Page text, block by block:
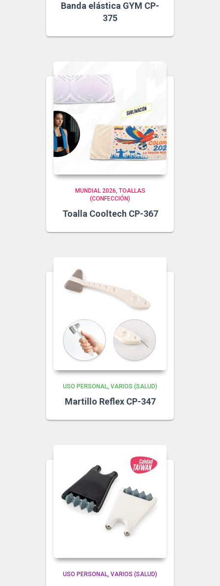
Banda elástica GYM CP-
375
MUNDIAL 2026 TOALLAS
(CONFECCIÓN)
Toalla Cooltech CP-367
USO PERSONAL VARIOS (SALUD)
Martillo Reflex CP-347
USO PERSONAL VARIOS (SALUD)